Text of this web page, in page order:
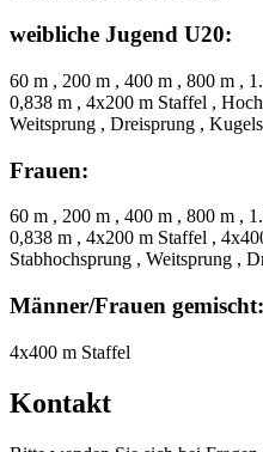
weibliche Jugend U20:
60 m , 200 m , 400 m , 800 m ,
0,838 m , 4x200 m Staffel ,
Weitsprung , Dreisprung ,
Frauen:
60 m , 200 m , 400 m , 800 m ,
0,838 m , 4x200 m Staffel ,
Stabhochsprung , Weitsprung ,
Männer/Frauen gemischt:
4x400 m Staffel
Kontakt